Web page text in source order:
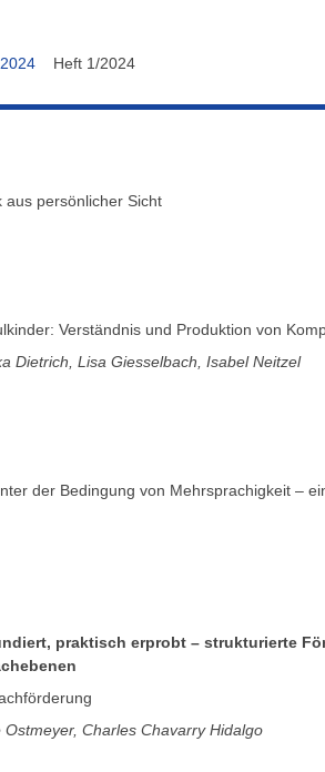
Heft 1/2024
persönlicher Sicht
Verständnis und Produktion von
Dietrich, Lisa Giesselbach, Isabel Neitzel
der Bedingung von Mehrsprachigkeit –
praktisch erprobt – strukturierte
Charles Chavarry Hidalgo